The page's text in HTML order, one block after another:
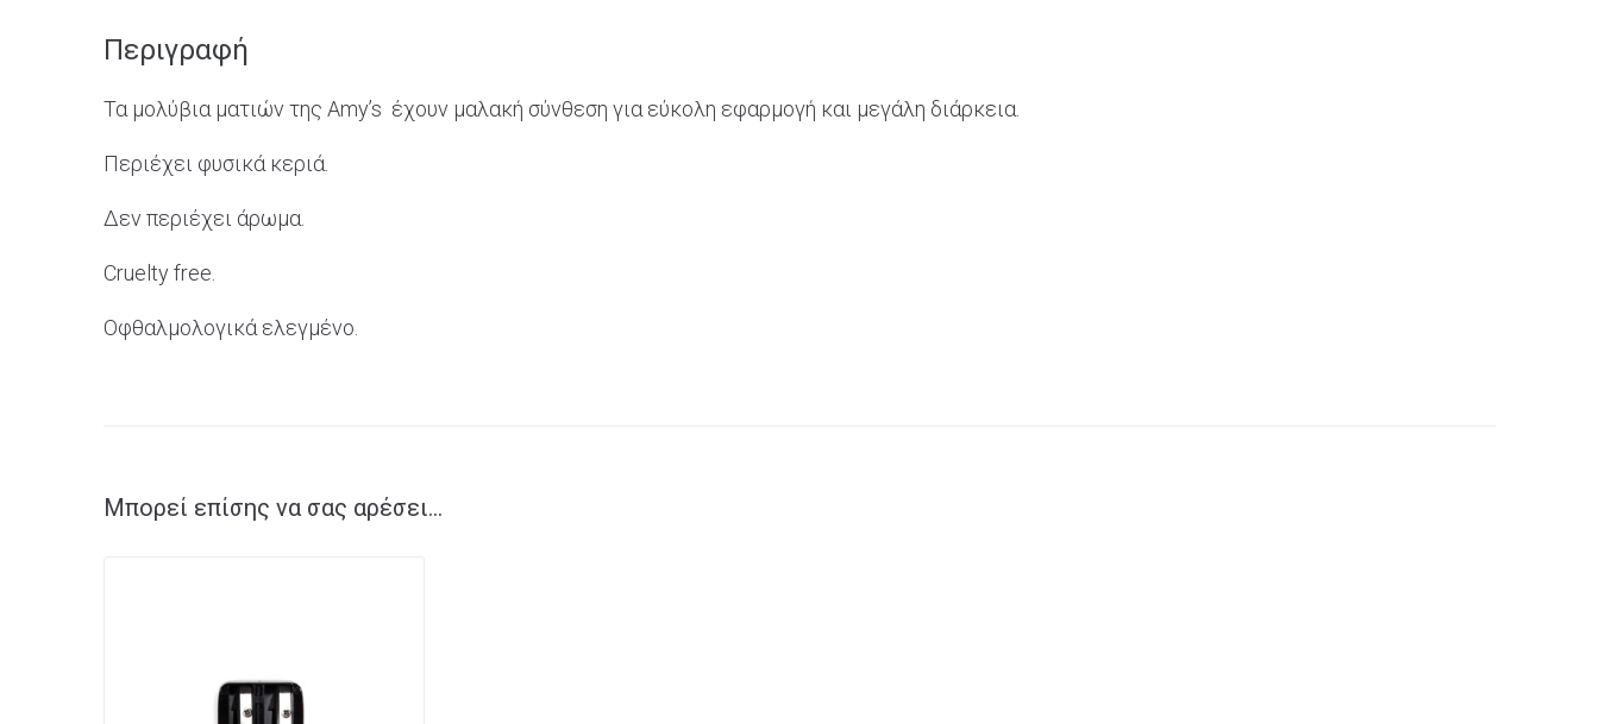
Περιγραφή
Τα μολύβια ματιών της Amy’s έχουν μαλακή σύνθεση για εύκολη εφαρμογή και μεγάλη διάρκεια.
Περιέχει φυσικά κεριά.
Δεν περιέχει άρωμα.
Crueltyfree.
Οφθαλμολογικά ελεγμένο.
Μπορεί επίσης να σας αρέσει…